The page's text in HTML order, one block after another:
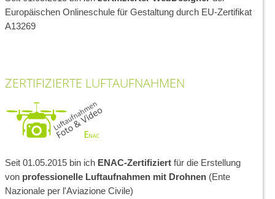
Europäischen Onlineschule für Gestaltung durch EU-Zertifikat
A13269
ZERTIFIZIERTE LUFTAUFNAHMEN
Seit 01.05.2015 bin ich ENAC-Zertifiziert für die Erstellung
von professionelle Luftaufnahmen mit Drohnen (Ente
Nazionale per l'Aviazione Civile)